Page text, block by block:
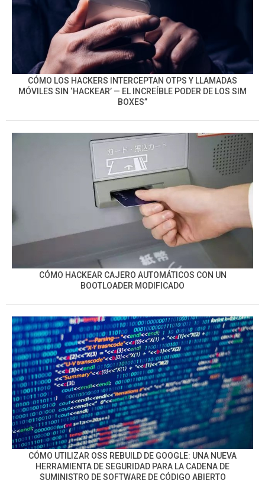
CÓMO LOS HACKERS INTERCEPTAN OTPS Y LLAMADAS
MÓVILES SIN ‘HACKEAR’ — EL INCREÍBLE PODER DE LOS SIM
BOXES”
CÓMO HACKEAR CAJERO AUTOMÁTICOS CON UN
BOOTLOADER MODIFICADO
CÓMO UTILIZAR OSS REBUILD DE GOOGLE: UNA NUEVA
HERRAMIENTA DE SEGURIDAD PARA LA CADENA DE
SUMINISTRO DE SOFTWARE DE CÓDIGO ABIERTO